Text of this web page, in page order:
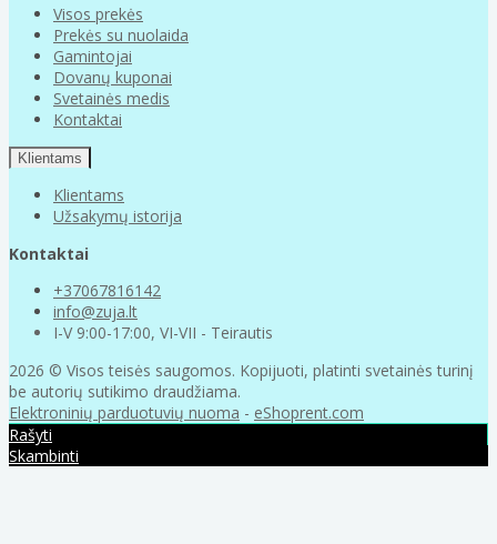
Visos prekės
Prekės su nuolaida
Gamintojai
Dovanų kuponai
Svetainės medis
Kontaktai
Klientams
Klientams
Užsakymų istorija
Kontaktai
+37067816142
info@zuja.lt
I-V 9:00-17:00, VI-VII - Teirautis
2026 © Visos teisės saugomos. Kopijuoti, platinti svetainės turinį
be autorių sutikimo draudžiama.
Elektroninių parduotuvių nuoma - eShoprent.com
Rašyti
Skambinti